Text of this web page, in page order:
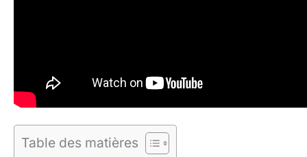
Table des matières